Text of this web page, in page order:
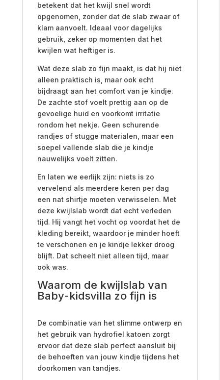
betekent dat het kwijl snel wordt
opgenomen, zonder dat de slab zwaar of
klam aanvoelt. Ideaal voor dagelijks
gebruik, zeker op momenten dat het
kwijlen wat heftiger is.
Wat deze slab zo fijn maakt, is dat hij niet
alleen praktisch is, maar ook echt
bijdraagt aan het comfort van je kindje.
De zachte stof voelt prettig aan op de
gevoelige huid en voorkomt irritatie
rondom het nekje. Geen schurende
randjes of stugge materialen, maar een
soepel vallende slab die je kindje
nauwelijks voelt zitten.
En laten we eerlijk zijn: niets is zo
vervelend als meerdere keren per dag
een nat shirtje moeten verwisselen. Met
deze kwijlslab wordt dat echt verleden
tijd. Hij vangt het vocht op voordat het de
kleding bereikt, waardoor je minder hoeft
te verschonen en je kindje lekker droog
blijft. Dat scheelt niet alleen tijd, maar
ook was.
Waarom de kwijlslab van
Baby-kidsvilla zo fijn is
De combinatie van het slimme ontwerp en
het gebruik van hydrofiel katoen zorgt
ervoor dat deze slab perfect aansluit bij
de behoeften van jouw kindje tijdens het
doorkomen van tandjes.